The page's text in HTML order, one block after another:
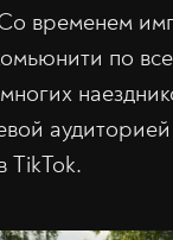
временем
по
TikTok.